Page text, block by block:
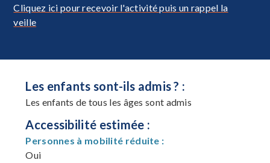
Cliquez ici pour recevoir l'activité puis un rappel la
veille
Les enfants sont-ils admis ? :
Les enfants de tous les âges sont admis
Accessibilité estimée :
Personnes à mobilité réduite :
Oui